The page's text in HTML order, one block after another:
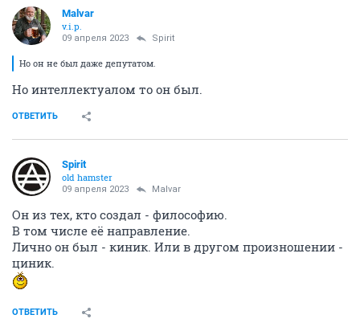
Malvar
v.i.p.
09 апреля 2023 Spirit
Но он не был даже депутатом.
Но интеллектуалом то он был.
ОТВЕТИТЬ
Spirit
old hamster
09 апреля 2023 Malvar
Он из тех, кто создал - философию.
В том числе её направление.
Лично он был - киник. Или в другом произношении -
циник.
ОТВЕТИТЬ